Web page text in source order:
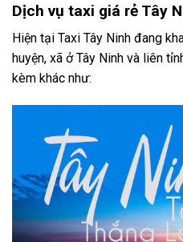
Dịch vụ taxi giá rẻ Tây
Hiện tại Taxi Tây Ninh đang
huyện, xã ở Tây Ninh và liên
kèm khác như: